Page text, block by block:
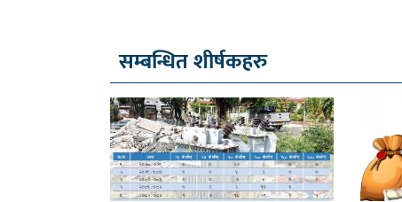
सम्बन्धित शीर्षकहरु